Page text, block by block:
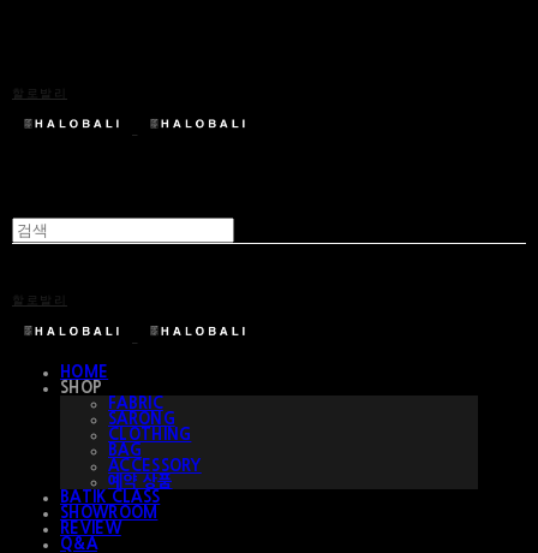
할로발리
할로발리
HOME
SHOP
FABRIC
SARONG
CLOTHING
BAG
ACCESSORY
예약 상품
BATIK CLASS
SHOWROOM
REVIEW
Q&A